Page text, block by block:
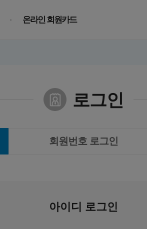
온라인 회원카드
로그인
회원번호 로그인
아이디 로그인